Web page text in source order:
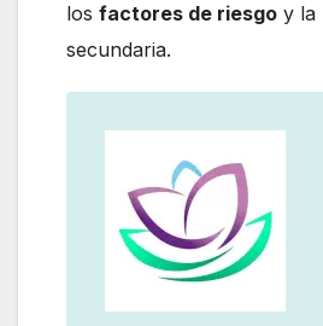
los factores de riesgo y la
secundaria.